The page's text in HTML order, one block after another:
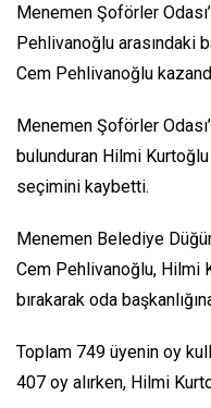
Menemen Şoförler
Pehlivanoğlu arasındaki
Cem Pehlivanoğlu
Menemen Şoförler
bulunduran Hilmi
seçimini kaybetti.
Menemen Belediye
Cem Pehlivanoğlu, Hilmi
bırakarak oda
Toplam 749 üyenin oy
407 oy alırken, Hilmi